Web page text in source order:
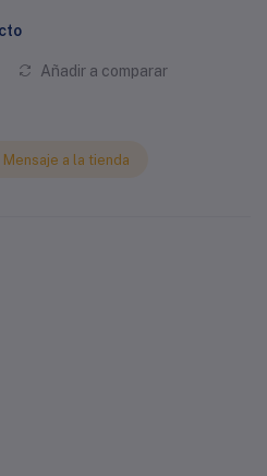
Añadir a comparar
Mensaje a la tienda